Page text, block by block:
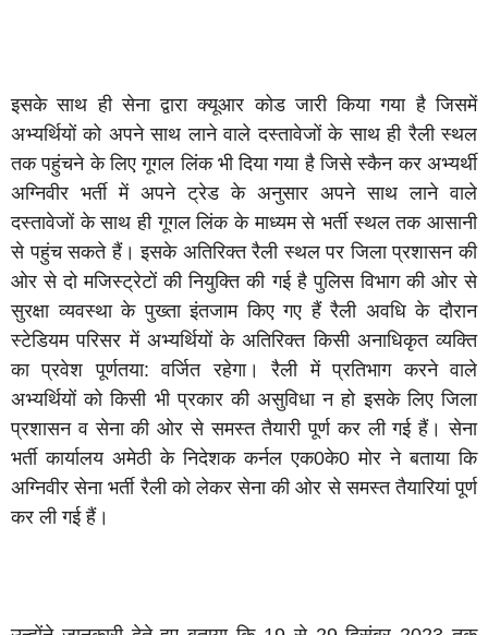
इसके साथ ही सेना द्वारा क्यूआर कोड जारी किया गया है जिसमें
अभ्यर्थियों को अपने साथ लाने वाले दस्तावेजों के साथ ही रैली स्थल
तक पहुंचने के लिए गूगल लिंक भी दिया गया है जिसे स्कैन कर अभ्यर्थी
अग्निवीर भर्ती में अपने ट्रेड के अनुसार अपने साथ लाने वाले
दस्तावेजों के साथ ही गूगल लिंक के माध्यम से भर्ती स्थल तक आसानी
से पहुंच सकते हैं। इसके अतिरिक्त रैली स्थल पर जिला प्रशासन की
ओर से दो मजिस्ट्रेटों की नियुक्ति की गई है पुलिस विभाग की ओर से
सुरक्षा व्यवस्था के पुख्ता इंतजाम किए गए हैं रैली अवधि के दौरान
स्टेडियम परिसर में अभ्यर्थियों के अतिरिक्त किसी अनाधिकृत व्यक्ति
का प्रवेश पूर्णतया: वर्जित रहेगा। रैली में प्रतिभाग करने वाले
अभ्यर्थियों को किसी भी प्रकार की असुविधा न हो इसके लिए जिला
प्रशासन व सेना की ओर से समस्त तैयारी पूर्ण कर ली गई हैं। सेना
भर्ती कार्यालय अमेठी के निदेशक कर्नल एक0के0 मोर ने बताया कि
अग्निवीर सेना भर्ती रैली को लेकर सेना की ओर से समस्त तैयारियां पूर्ण
कर ली गई हैं।